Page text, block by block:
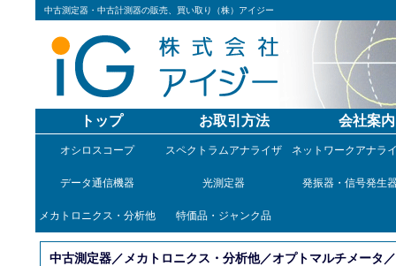
中古測定器・中古計測器の販売、買い取り（株）アイジー
トップ お取引方法 会社案内
オシロスコープ スペクトラムアナライザ ネットワークアナラ
データ通信機器 光測定器 発振器・信号発生
メカトロニクス・分析他 特価品・ジャンク品
中古測定器／メカトロニクス・分析他／オプトマルチメータ